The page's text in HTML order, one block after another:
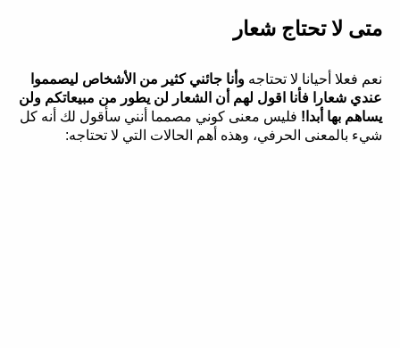
متى لا تحتاج شعار
نعم فعلا أحيانا لا تحتاجه وأنا جائني كثير من الأشخاص ليصمموا
عندي شعارا فأنا اقول لهم أن الشعار لن يطور من مبيعاتكم ولن
يساهم بها أبدا! فليس معنى كوني مصمما أنني سأقول لك أنه كل
شيء بالمعنى الحرفي، وهذه أهم الحالات التي لا تحتاجه: